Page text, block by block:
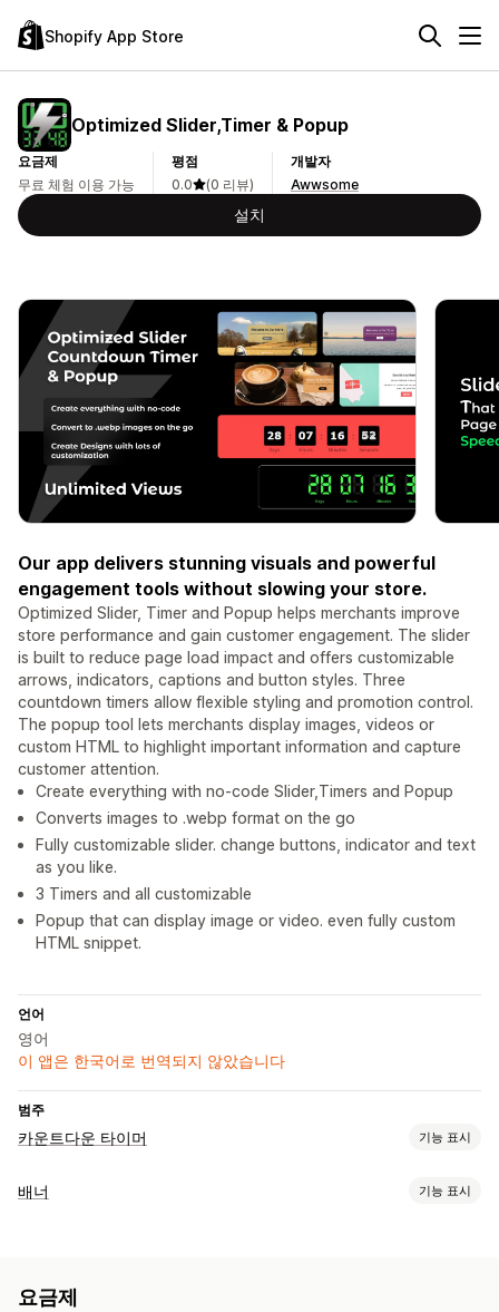
Shopify App Store
Optimized Slider,Timer & Popup
요금제
무료 체험 이용 가능
평점
0.0
(0 리뷰)
개발자
Awwsome
설치
Our app delivers stunning visuals and powerful
engagement tools without slowing your store.
Optimized Slider, Timer and Popup helps merchants improve
store performance and gain customer engagement. The slider
is built to reduce page load impact and offers customizable
arrows, indicators, captions and button styles. Three
countdown timers allow flexible styling and promotion control.
The popup tool lets merchants display images, videos or
custom HTML to highlight important information and capture
customer attention.
Create everything with no-code Slider,Timers and Popup
Converts images to .webp format on the go
Fully customizable slider. change buttons, indicator and text
as you like.
3 Timers and all customizable
Popup that can display image or video. even fully custom
HTML snippet.
언어
영어
이 앱은 한국어로 번역되지 않았습니다
범주
카운트다운 타이머 기능 표시
표시 옵션
예약됨 날짜 범위
배너 기능 표시
요금제